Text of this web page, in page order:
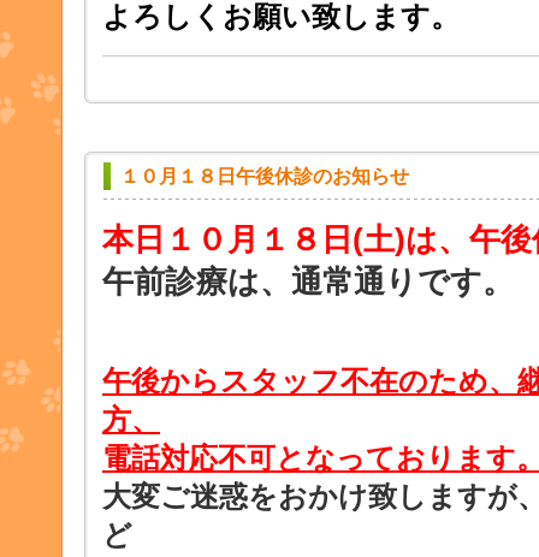
よろしくお願い致します。
１０月１８日午後休診のお知らせ
本日１０月１８日 (土)は、午
午前診療は、通常通りです。
午後からスタッフ不在のため、
方、
電話対応不可となっております
大変ご迷惑をおかけ致しますが
ど